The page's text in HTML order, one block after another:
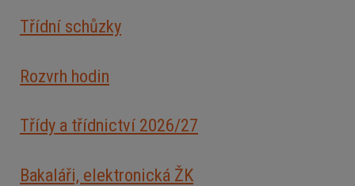
Třídní schůzky
Rozvrh hodin
Třídy a třídnictví 2026/27
Bakaláři, elektronická ŽK